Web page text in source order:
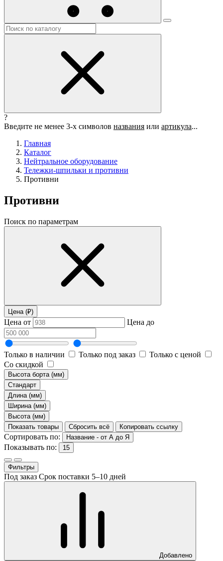
?
Введите не менее 3-х символов названия или артикула...
Главная
Каталог
Нейтральное оборудование
Тележки-шпильки и противни
Противни
Противни
Поиск по параметрам
Цена (₽)
Цена от Цена до
Только в наличии Только под заказ
Только с ценой
Со скидкой
Высота борта (мм)
Стандарт
Длина (мм)
Ширина (мм)
Высота (мм)
Показать товары
Сбросить всё Копировать ссылку
Сортировать по: Название - от А до Я
Показывать по: 15
Фильтры
Под заказ Срок поставки 5–10 дней
Добавлено